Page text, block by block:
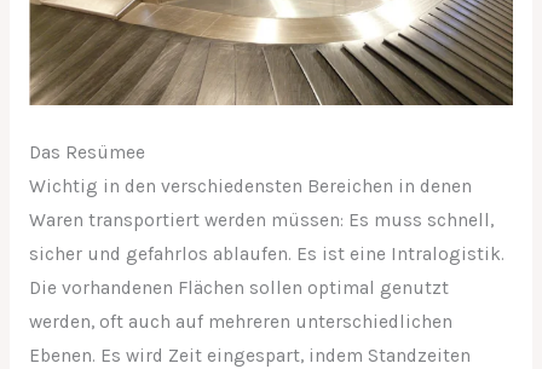
Das Resümee
Wichtig in den verschiedensten Bereichen in denen
Waren transportiert werden müssen: Es muss schnell,
sicher und gefahrlos ablaufen. Es ist eine Intralogistik.
Die vorhandenen Flächen sollen optimal genutzt
werden, oft auch auf mehreren unterschiedlichen
Ebenen. Es wird Zeit eingespart, indem Standzeiten